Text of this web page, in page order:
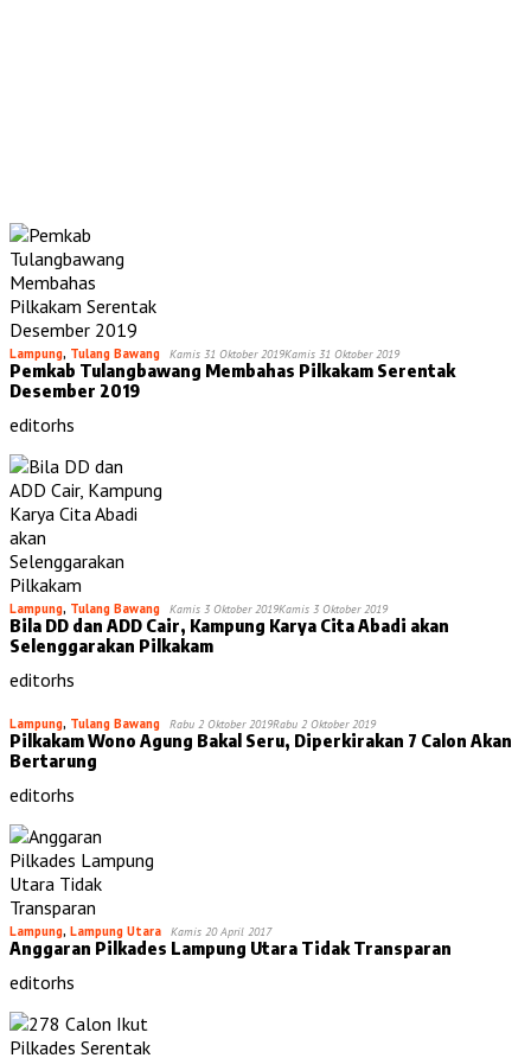
Lampung, Tulang Bawang Kamis 31 Oktober 2019Kamis 31 Oktober 2019
Pemkab Tulangbawang Membahas Pilkakam Serentak
Desember 2019
editorhs
Lampung, Tulang Bawang Kamis 3 Oktober 2019Kamis 3 Oktober 2019
Bila DD dan ADD Cair, Kampung Karya Cita Abadi akan
Selenggarakan Pilkakam
editorhs
Lampung, Tulang Bawang Rabu 2 Oktober 2019Rabu 2 Oktober 2019
Pilkakam Wono Agung Bakal Seru, Diperkirakan 7 Calon Akan
Bertarung
editorhs
Lampung, Lampung Utara Kamis 20 April 2017
Anggaran Pilkades Lampung Utara Tidak Transparan
editorhs